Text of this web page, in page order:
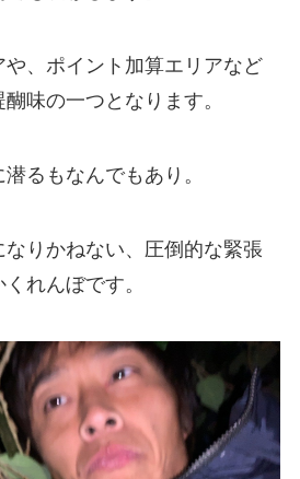
や、ポイント加算エリアなど
味の一つとなります。
るもなんでもあり。
りかねない、圧倒的な緊張
れんぼです。